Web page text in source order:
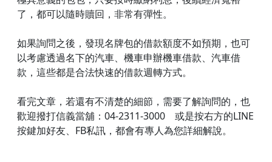
了，都可以隨時贖回，非常有彈性。
如果詢問之後，發現名牌包的借款額度不如預期，也可
以考慮透過名下的汽車、機車申辦機車借款、汽車借
款，這些都是合法快速的借款週轉方式。
看完文章，若還有不清楚的細節，需要了解詢問的，也
歡迎撥打信義當舖：04-2311-3000 或是按右方的LINE
按鍵加好友、FB私訊，都會有專人為您詳細解說。